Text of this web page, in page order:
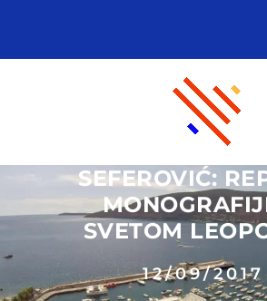
SEFEROVIĆ:
SVETOM
12/09/2017